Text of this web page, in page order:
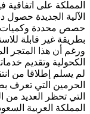
الآلية الجديدة
حصص محددة وكميات
بطريقة غير قابلة
ورغم أن هذا المتجر
الكحولية وتقديم
لم يسلم إطلاقا من
الحرمين التي تعرف
التي تحظر العديد من
المملكة العربية